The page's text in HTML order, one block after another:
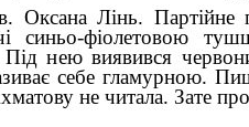
Оксана Лінь.
синьо-фіолетовою
Під нею виявився
себе гламурною.
не читала. Зате